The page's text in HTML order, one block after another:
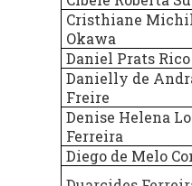
Katia Viana
Universidade
Laudemira Silva
Cearense de
Hídricos
Livia Dias
Estadual de Feira
Cristhiane
Okawa
Daniel Prats Rico
Danielly de
Freire
Denise Helena
Ferreira
Diego de Melo